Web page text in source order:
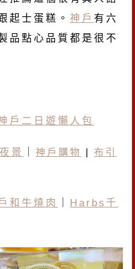
起士蛋糕。 神戶 有六
品點心品質都是很不
戶二日遊懶人包
景 神戶購物
布引
和牛燒肉
Harbs千